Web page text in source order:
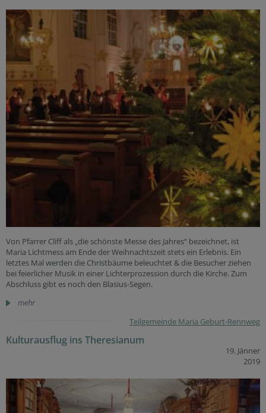
Von Pfarrer Cliff als „die schönste Messe des Jahres“ bezeichnet, ist
Maria Lichtmess am Ende der Weihnachtszeit stets ein Erlebnis. Ein
letztes Mal werden die Christbäume beleuchtet & die Besucher ziehen
bei feierlicher Musik in einer Lichterprozession durch die Kirche. Zum
Abschluss gibt es noch den Blasius-Segen.
mehr
Teilgemeinde Maria Geburt-Rennweg
Kulturausflug ins Theresianum
19. Jänner
2019